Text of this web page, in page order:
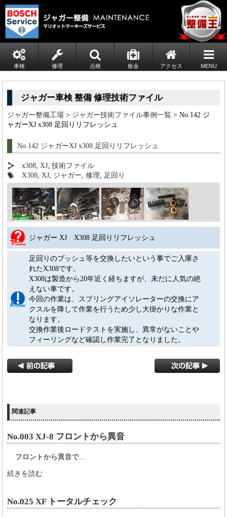
車検 修理 点検 板金 アクセス MENU
ジャガー車検 整備 修理技術ファイル
ジャガー整備工場 > ジャガー技術ファイル事例一覧 > No.142 ジ
ャガーXJ x308 足回りリフレッシュ
No.142 ジャガーXJ x308 足回りリフレッシュ
x308 XJ ,技術ファイル
X308 XJ ジャガー ,修理 足回り
ジャガー XJ X308 足回りリフレッシュ
足回りのブッシュ等を交換したいという事でご入庫さ
れたX308です。
X308は製造から20年近く経ちますが、未だに人気の絶
えない車です。
今回の作業は、スプリングアイソレーターの交換にア
クスルを降して作業を行うため少し大掛かりな作業と
なります。
交換作業後ロードテストを実施し、異常がないことや
フィーリングなど確認し作業完了となりました。
関連記事
No.003 XJ-8 フロントから異音
フロントから異音で...
続きを読む
No.025 XF トータルチェック